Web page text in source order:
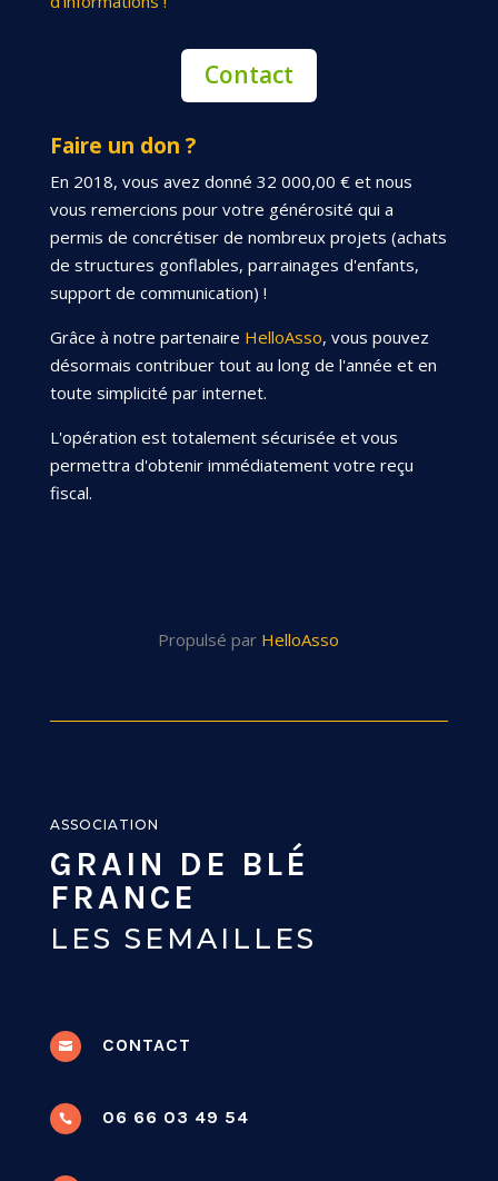
Contact
Faire un don ?
En 2018, vous avez donné 32 000,00 € et nous
vous remercions pour votre générosité qui a
permis de concrétiser de nombreux projets (achats
de structures gonflables, parrainages d'enfants,
support de communication) !
Grâce à notre partenaire HelloAsso, vous pouvez
désormais contribuer tout au long de l'année et en
toute simplicité par internet.
L'opération est totalement sécurisée et vous
permettra d'obtenir immédiatement votre reçu
fiscal.
Propulsé par HelloAsso
ASSOCIATION
GRAIN DE BLÉ
FRANCE
LES SEMAILLES
 CONTACT
 06 66 03 49 54